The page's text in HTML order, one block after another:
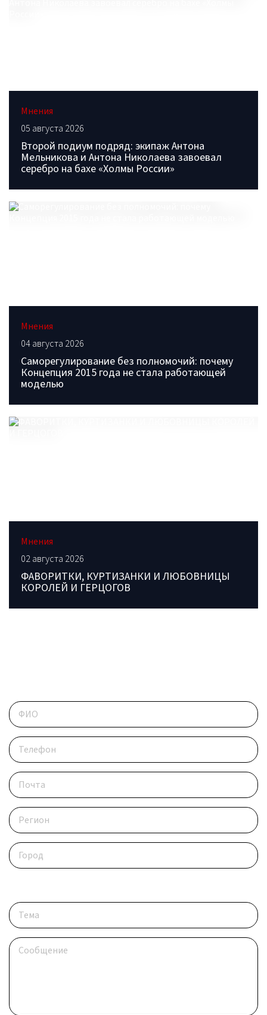
Мнения
05 августа 2026
Второй подиум подряд: экипаж Антона
Мельникова и Антона Николаева завоевал
серебро на бахе «Холмы России»
Мнения
04 августа 2026
Саморегулирование без полномочий: почему
Концепция 2015 года не стала работающей
моделью
Мнения
02 августа 2026
ФАВОРИТКИ, КУРТИЗАНКИ И ЛЮБОВНИЦЫ
КОРОЛЕЙ И ГЕРЦОГОВ